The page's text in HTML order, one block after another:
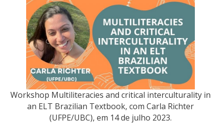
Workshop Multiliteracies and critical interculturality in
an ELT Brazilian Textbook, com Carla Richter
(UFPE/UBC), em 14 de julho 2023.